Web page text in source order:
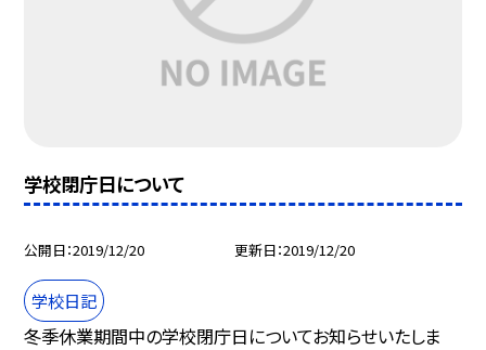
学校閉庁日について
公開日 2019/12/20 更新日 2019/12/20
学校日記
冬季休業期間中の学校閉庁日についてお知らせいたしま